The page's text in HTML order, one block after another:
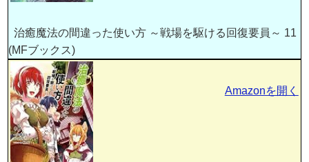
治癒魔法の間違った使い方 ～戦場を駆ける回復要員～ 11
(MFブックス)
Amazonを開く